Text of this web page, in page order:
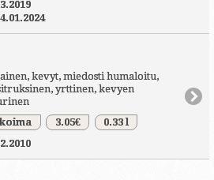
kevyt, miedosti humaloitu,
yrttinen, kevyen
3.05€
0.33 l